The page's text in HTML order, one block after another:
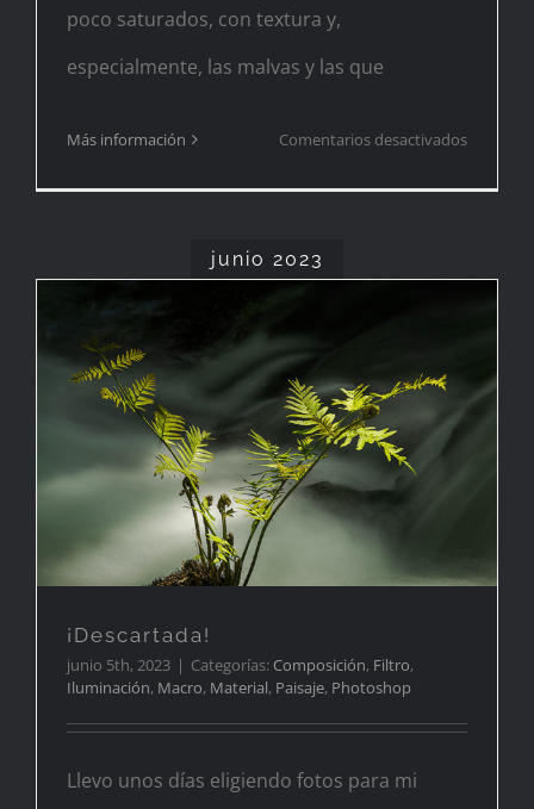
poco saturados, con textura y,
especialmente, las malvas y las que
Más información Comentarios desactivadosen
junio 2023
¡Descartada!
¡Descartada!
junio 5th, 2023 | Categorías: Composición, Filtro,
Iluminación, Macro, Material, Paisaje, Photoshop
Llevo unos días eligiendo fotos para mi